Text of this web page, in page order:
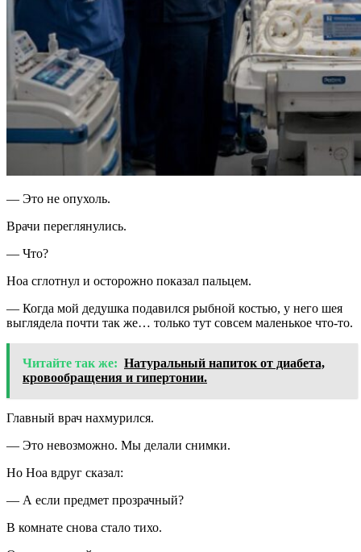
— Это не опухоль.
Врачи переглянулись.
— Что?
Ноа сглотнул и осторожно показал пальцем.
— Когда мой дедушка подавился рыбной костью, у него шея
выглядела почти так же… только тут совсем маленькое что-то.
Читайте так же: Натуральный напиток от диабета,
кровообращения и гипертонии.
Главный врач нахмурился.
— Это невозможно. Мы делали снимки.
Но Ноа вдруг сказал:
— А если предмет прозрачный?
В комнате снова стало тихо.